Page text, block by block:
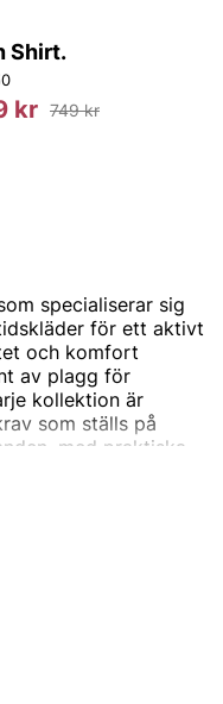
Shirt.
kr 749 kr
specialiserar sig
för ett aktivt
och komfort
av plagg för
kollektion är
som ställs på
med praktiska
gör aktiviteterna
i naturen. Oavsett